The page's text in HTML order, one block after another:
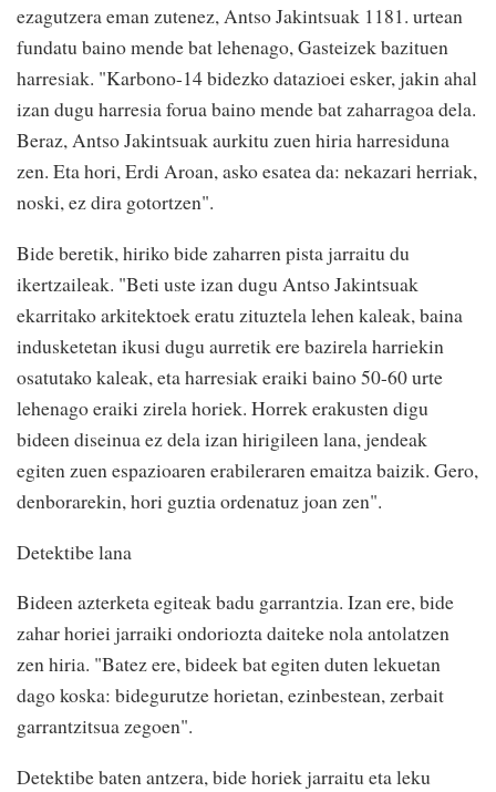
ezagutzera eman zutenez, Antso Jakintsuak 1181. urtean
fundatu baino mende bat lehenago, Gasteizek bazituen
harresiak. "Karbono-14 bidezko datazioei esker, jakin ahal
izan dugu harresia forua baino mende bat zaharragoa dela.
Beraz, Antso Jakintsuak aurkitu zuen hiria harresiduna
zen. Eta hori, Erdi Aroan, asko esatea da: nekazari herriak,
noski, ez dira gotortzen".
Bide beretik, hiriko bide zaharren pista jarraitu du
ikertzaileak. "Beti uste izan dugu Antso Jakintsuak
ekarritako arkitektoek eratu zituztela lehen kaleak, baina
indusketetan ikusi dugu aurretik ere bazirela harriekin
osatutako kaleak, eta harresiak eraiki baino 50-60 urte
lehenago eraiki zirela horiek. Horrek erakusten digu
bideen diseinua ez dela izan hirigileen lana, jendeak
egiten zuen espazioaren erabileraren emaitza baizik. Gero,
denborarekin, hori guztia ordenatuz joan zen".
Detektibe lana
Bideen azterketa egiteak badu garrantzia. Izan ere, bide
zahar horiei jarraiki ondoriozta daiteke nola antolatzen
zen hiria. "Batez ere, bideek bat egiten duten lekuetan
dago koska: bidegurutze horietan, ezinbestean, zerbait
garrantzitsua zegoen".
Detektibe baten antzera, bide horiek jarraitu eta leku